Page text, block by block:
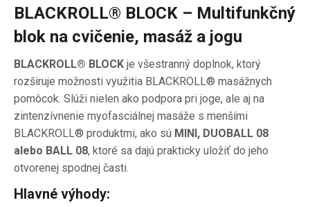
BLACKROLL® BLOCK – Multifunkčný
blok na cvičenie, masáž a jogu
BLACKROLL® BLOCK je všestranný doplnok, ktorý
rozširuje možnosti využitia BLACKROLL® masážnych
pomôcok. Slúži nielen ako podpora pri joge, ale aj na
zintenzívnenie myofasciálnej masáže s menšími
BLACKROLL® produktmi, ako sú MINI, DUOBALL 08
alebo BALL 08, ktoré sa dajú prakticky uložiť do jeho
otvorenej spodnej časti.
Hlavné výhody: